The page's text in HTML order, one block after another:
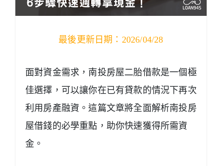
最後更新日期：2026/04/28
面對資金需求，南投房屋二胎借款是一個極
佳選擇，可以讓你在已有貸款的情況下再次
利用房產融資。這篇文章將全面解析南投房
屋借錢的必學重點，助你快速獲得所需資
金。